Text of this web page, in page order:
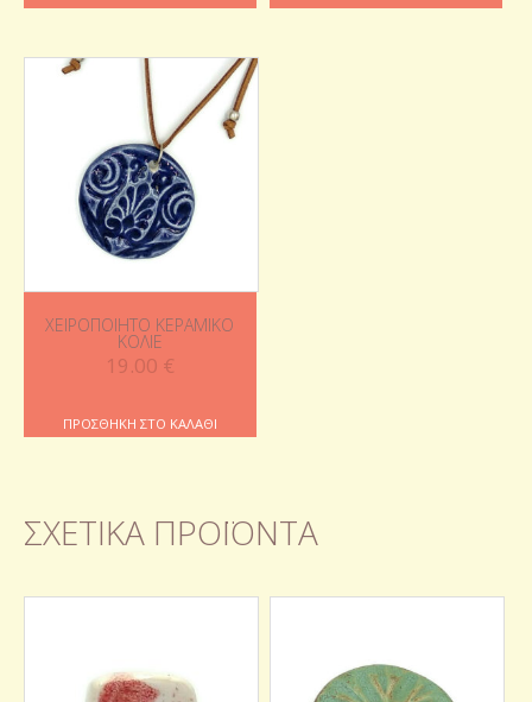
ΧΕΙΡΟΠΟΊΗΤΟ ΚΕΡΑΜΙΚΌ
ΚΟΛΙΈ
19.00 €
ΠΡΟΣΘΉΚΗ ΣΤΟ ΚΑΛΆΘΙ
ΣΧΕΤΙΚΆ ΠΡΟΪΌΝΤΑ